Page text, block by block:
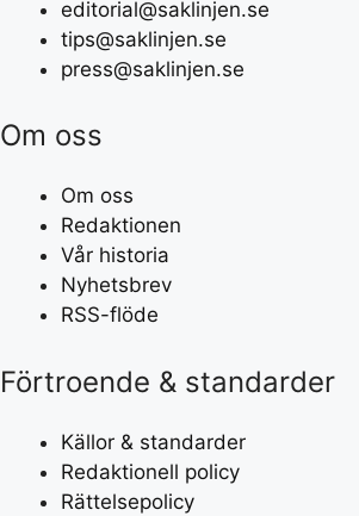
editorial@saklinjen.se
tips@saklinjen.se
press@saklinjen.se
Om oss
Om oss
Redaktionen
Vår historia
Nyhetsbrev
RSS-flöde
Förtroende & standarder
Källor & standarder
Redaktionell policy
Rättelsepolicy